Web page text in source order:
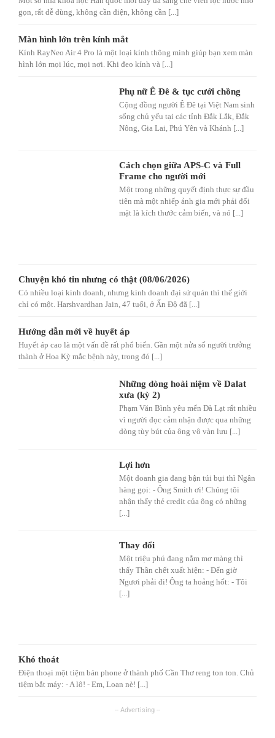
gọn, rất dễ dùng, không cần điện, không cần [...]
Màn hình lớn trên kính mắt
Kính RayNeo Air 4 Pro là một loại kính thông minh giúp bạn xem màn
hình lớn mọi lúc, mọi nơi. Khi đeo kính và [...]
Phụ nữ Ê Đê & tục cưới chồng
Cộng đồng người Ê Đê tại Việt Nam sinh
sống chủ yếu tại các tỉnh Đắk Lắk, Đắk
Nông, Gia Lai, Phú Yên và Khánh [...]
Cách chọn giữa APS-C và Full
Frame cho người mới
Một trong những quyết định thực sự đầu
tiên mà một nhiếp ảnh gia mới phải đối
mặt là kích thước cảm biến, và nó [...]
Chuyện khó tin nhưng có thật (08/06/2026)
Có nhiều loại kinh doanh, nhưng kinh doanh đại sứ quán thì thế giới
chỉ có một. Harshvardhan Jain, 47 tuổi, ở Ấn Độ đã [...]
Hướng dẫn mới về huyết áp
Huyết áp cao là một vấn đề rất phổ biến. Gần một nửa số người trưởng
thành ở Hoa Kỳ mắc bệnh này, trong đó [...]
Những dòng hoài niệm về Dalat
xưa (kỳ 2)
Phạm Văn Bình yêu mến Đà Lạt rất nhiều
vì người đọc cảm nhận được qua những
dòng tùy bút của ông vô vàn lưu [...]
Lợi hơn
Một doanh gia đang bận túi bụi thì Ngân
hàng gọi: - Ông Smith ơi! Chúng tôi
nhận thấy thẻ credit của ông có những
[...]
Thay đổi
Một triệu phú đang nằm mơ màng thì
thấy Thần chết xuất hiện: - Đến giờ
Ngươi phải đi! Ông ta hoảng hốt: - Tôi
[...]
Khó thoát
Điện thoại một tiệm bán phone ở thành phố Cần Thơ reng ton ton. Chủ
tiệm bắt máy: - A lô! - Em, Loan nè! [...]